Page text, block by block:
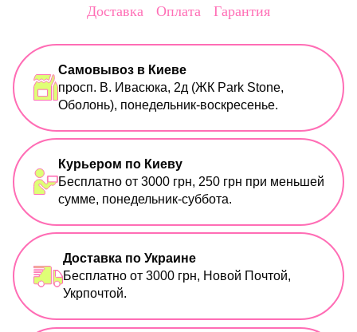
Доставка Оплата Гарантия
Самовывоз в Киеве
просп. В. Ивасюка, 2д (ЖК Park Stone,
Оболонь), понедельник-воскресенье.
Курьером по Киеву
Бесплатно от 3000 грн, 250 грн при меньшей
сумме, понедельник-суббота.
Доставка по Украине
Бесплатно от 3000 грн, Новой Почтой,
Укрпочтой.